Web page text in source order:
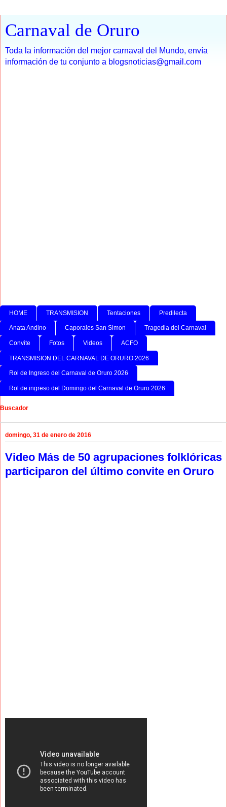
Carnaval de Oruro
Toda la información del mejor carnaval del Mundo, envía
información de tu conjunto a blogsnoticias@gmail.com
HOME TRANSMISION Tentaciones Predilecta
Anata Andino Caporales San Simon Tragedia del Carnaval
Convite Fotos Videos ACFO
TRANSMISION DEL CARNAVAL DE ORURO 2026
Rol de Ingreso del Carnaval de Oruro 2026
Rol de ingreso del Domingo del Carnaval de Oruro 2026
Buscador
domingo, 31 de enero de 2016
Video Más de 50 agrupaciones folklóricas
participaron del último convite en Oruro